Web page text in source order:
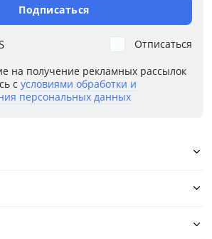
Подписаться
на получение рекламных рассылок
с условиями обработки и
персональных данных
Отписаться